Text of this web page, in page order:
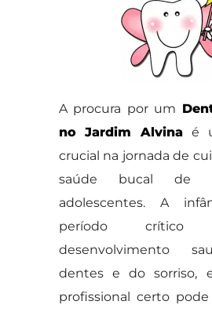
A procura por um
no Jardim Alvina é
crucial na jornada de
saúde bucal de
adolescentes. A
período
desenvolvimento
dentes e do sorriso,
profissional certo